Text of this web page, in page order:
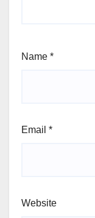
Name *
Email *
Website